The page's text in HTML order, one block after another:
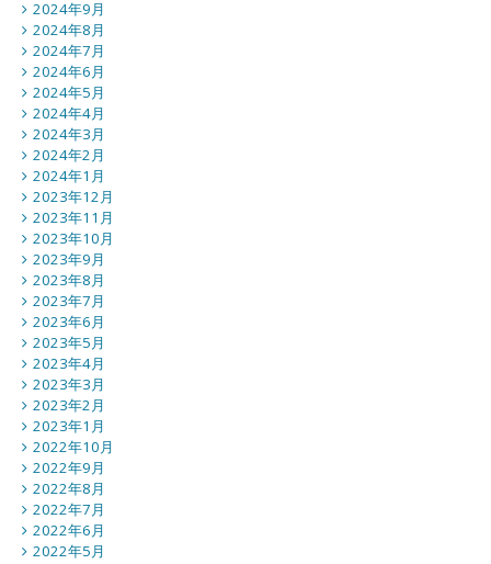
2024年9月
2024年8月
2024年7月
2024年6月
2024年5月
2024年4月
2024年3月
2024年2月
2024年1月
2023年12月
2023年11月
2023年10月
2023年9月
2023年8月
2023年7月
2023年6月
2023年5月
2023年4月
2023年3月
2023年2月
2023年1月
2022年10月
2022年9月
2022年8月
2022年7月
2022年6月
2022年5月